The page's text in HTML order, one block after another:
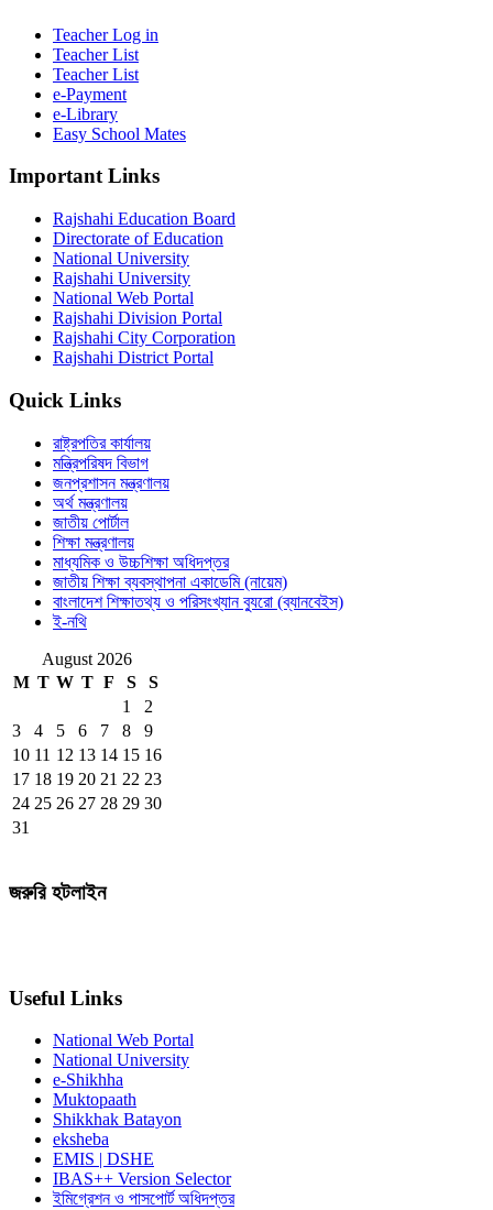
Teacher Log in
Teacher List
Teacher List
e-Payment
e-Library
Easy School Mates
Important Links
Rajshahi Education Board
Directorate of Education
National University
Rajshahi University
National Web Portal
Rajshahi Division Portal
Rajshahi City Corporation
Rajshahi District Portal
Quick Links
রাষ্ট্রপতির কার্যালয়
মন্ত্রিপরিষদ বিভাগ
জনপ্রশাসন মন্ত্রণালয়
অর্থ মন্ত্রণালয়
জাতীয় পোর্টাল
শিক্ষা মন্ত্রণালয়
মাধ্যমিক ও উচ্চশিক্ষা অধিদপ্তর
জাতীয় শিক্ষা ব্যবস্থাপনা একাডেমি (নায়েম)
বাংলাদেশ শিক্ষাতথ্য ও পরিসংখ্যান ব্যুরো (ব্যানবেইস)
ই-নথি
August 2026
M T W T F S
S
1
2
3
4 5 6 7 8
9
10 11 12 13 14 15 16
17 18 19 20 21 22 23
24 25 26 27 28 29 30
31
জরুরি হটলাইন
Useful Links
National Web Portal
National University
e-Shikhha
Muktopaath
Shikkhak Batayon
eksheba
EMIS | DSHE
IBAS++ Version Selector
ইমিগ্রেশন ও পাসপোর্ট অধিদপ্তর